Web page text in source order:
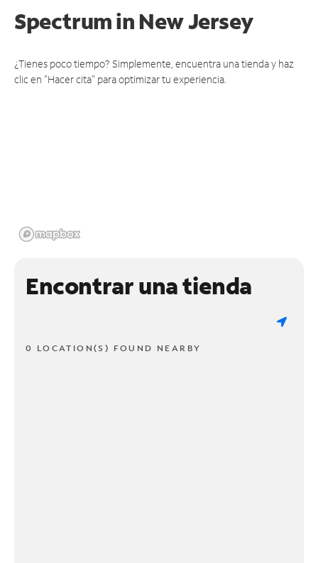
Spectrumin New Jersey
¿Tienes poco tiempo? Simplemente, encuentra una tienda y haz
clic en "Hacer cita" para optimizar tu experiencia.
Encontrar una tienda
0 LOCATION(S) FOUND NEARBY